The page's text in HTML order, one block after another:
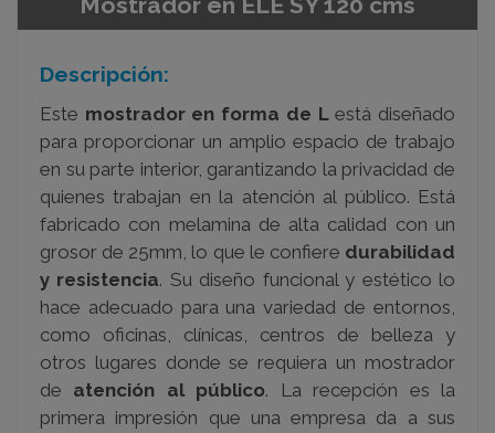
Descripción:
Este mostrador en forma de Lestá diseñado
para proporcionar un amplio espacio de trabajo
en su parte interior, garantizando la privacidad de
quienes trabajan en la atención al público. Está
fabricado con melamina de alta calidad con un
grosor de 25mm, lo que le confiere durabilidad
y resistencia. Su diseño funcional y estético lo
hace adecuado para una variedad de entornos,
como oficinas, clínicas, centros de belleza y
otros lugares donde se requiera un mostrador
de atención al público. La recepción es la
primera impresión que una empresa da a sus